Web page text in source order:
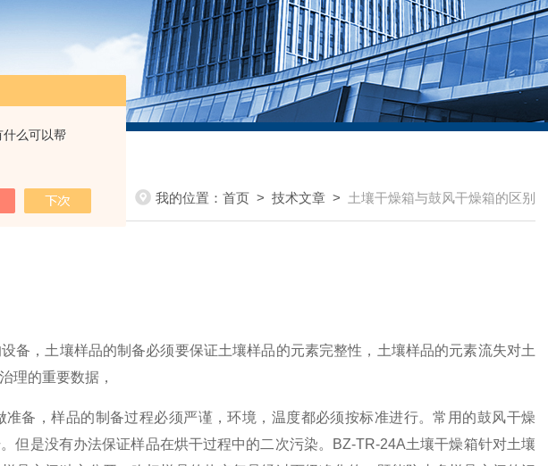
什么可以帮
我的位置： 首页 > 技术文章 > 土壤干燥箱与鼓风干燥箱的区别
备，土壤样品的制备必须要保证土壤样品的元素完整性，土壤样品的元素流失对土
理的重要数据，
备，样品的制备过程必须严谨，环境，温度都必须按标准进行。常用的鼓风干燥
但是没有办法保证样品在烘干过程中的二次污染。BZ-TR-24A土壤干燥箱针对土壤